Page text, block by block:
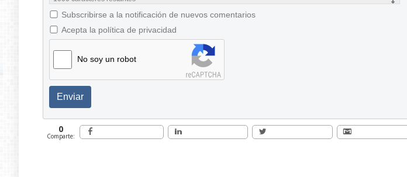
Subscribirse a la notificación de nuevos comentarios
Acepta la política de privacidad
No soy un robot
Enviar
0
Comparte: